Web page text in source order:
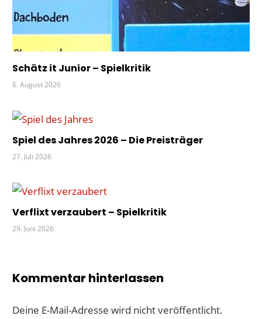
Schätz it Junior – Spielkritik
6. August 2026
Spiel des Jahres 2026 – Die Preisträger
27. Juli 2026
Verflixt verzaubert – Spielkritik
29. Juni 2026
Kommentar hinterlassen
Deine E-Mail-Adresse wird nicht veröffentlicht.